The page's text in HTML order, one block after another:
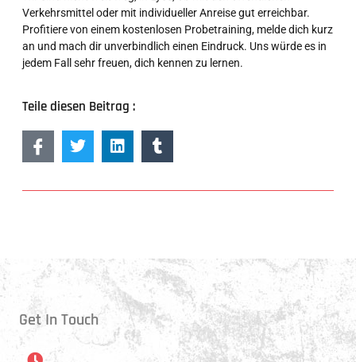
Verkehrsmittel oder mit individueller Anreise gut erreichbar.
Profitiere von einem kostenlosen Probetraining, melde dich kurz
an und mach dir unverbindlich einen Eindruck. Uns würde es in
jedem Fall sehr freuen, dich kennen zu lernen.
Teile diesen Beitrag :
Get In Touch